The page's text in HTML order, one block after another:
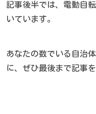
記事後半では、電動自
いています。
あなたの数でいる自治
に、ぜひ最後まで記事